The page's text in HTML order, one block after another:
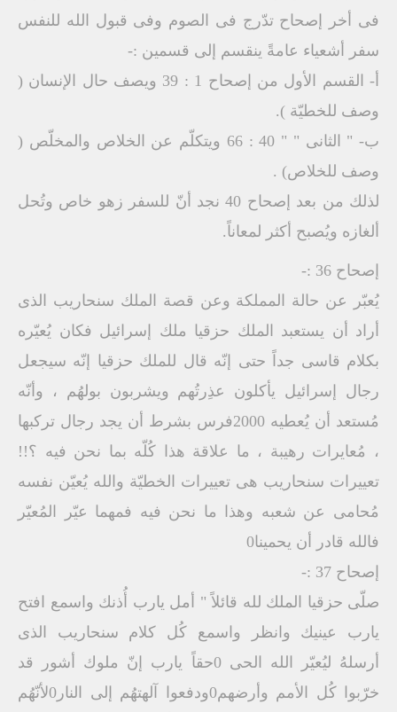
فى أخر إصحاح تدّرج فى الصوم وفى قبول الله للنفس
سفر أشعياء عامةً ينقسم إلى قسمين :-
أ‌- القسم الأول من إصحاح 1 : 39 ويصف حال الإنسان (
وصف للخطيّة ).
ب‌- " الثانى " " 40 : 66 ويتكلّم عن الخلاص والمخلّص (
وصف للخلاص) .
لذلك من بعد إصحاح 40 نجد أنّ للسفر زهو خاص وتُحل
ألغازه ويُصبح أكثر لمعاناً.
إصحاح 36 :-
يُعبّر عن حالة المملكة وعن قصة الملك سنحاريب الذى
أراد أن يستعبد الملك حزقيا ملك إسرائيل فكان يُعيّره
بكلام قاسى جداً حتى إنّه قال للملك حزقيا إنّه سيجعل
رجال إسرائيل يأكلون عذِرتُهم ويشربون بولهُم ، وأنّه
مُستعد أن يُعطيه 2000فرس بشرط أن يجد رجال تركبها
، مُعايرات رهيبة ، ما علاقة هذا كُلّه بما نحن فيه ؟!!
تعييرات سنحاريب هى تعييرات الخطيّة والله يُعيّن نفسه
مُحامى عن شعبه وهذا ما نحن فيه فمهما عيّر المُعيّر
فالله قادر أن يحمينا0
إصحاح 37 :-
صلّى حزقيا الملك لله قائلاً " أمل يارب أُذنك واسمع افتح
يارب عينيك وانظر واسمع كُل كلام سنحاريب الذى
أرسلهُ ليُعيّر الله الحى 0حقاً يارب إنّ ملوك أشور قد
خرّبوا كُل الأمم وأرضهم0ودفعوا آلهتهُم إلى النار0لأنّهُم